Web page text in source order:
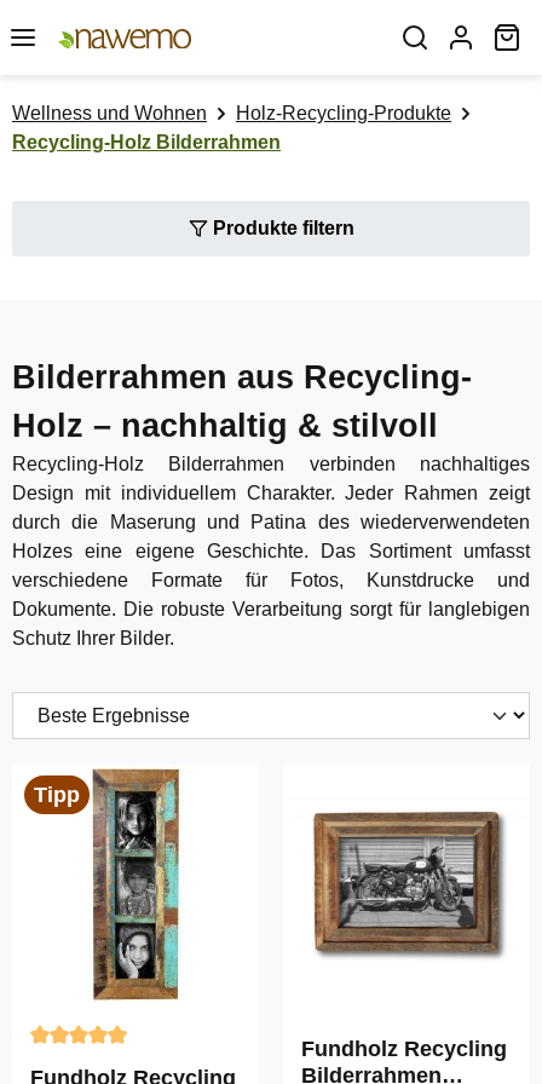
Zum Hauptinhalt springen
Wellness und Wohnen
Holz-Recycling-Produkte
Recycling-Holz Bilderrahmen
Produkte filtern
Bilderrahmen aus Recycling-
Holz – nachhaltig & stilvoll
Recycling-Holz Bilderrahmen verbinden nachhaltiges
Design mit individuellem Charakter. Jeder Rahmen zeigt
durch die Maserung und Patina des wiederverwendeten
Holzes eine eigene Geschichte. Das Sortiment umfasst
verschiedene Formate für Fotos, Kunstdrucke und
Dokumente. Die robuste Verarbeitung sorgt für langlebigen
Schutz Ihrer Bilder.
Tipp
Durchschnittliche Bewertung von 4.9 von 5 Sternen
Fundholz Recycling
Fundholz Recycling
Bilderrahmen